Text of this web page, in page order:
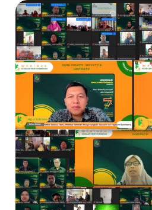
Webinar
Sekolah
Menyenangkan
Session
VIII
Yayasan
Bumitama